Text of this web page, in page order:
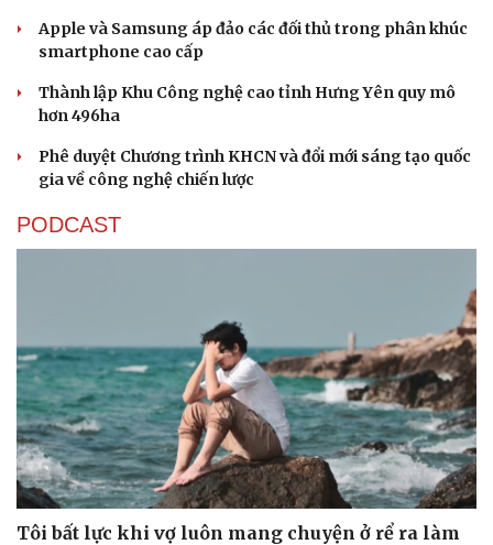
Apple và Samsung áp đảo các đối thủ trong phân khúc
smartphone cao cấp
Thành lập Khu Công nghệ cao tỉnh Hưng Yên quy mô
hơn 496ha
Phê duyệt Chương trình KHCN và đổi mới sáng tạo quốc
gia về công nghệ chiến lược
PODCAST
Tôi bất lực khi vợ luôn mang chuyện ở rể ra làm